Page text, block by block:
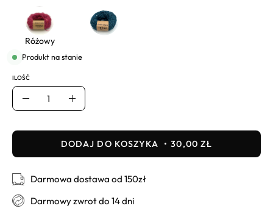
Różowy
Produkt na stanie
ILOŚĆ
Ilość
Dodaj
DODAJ DO KOSZYKA 30,00 ZŁ
Darmowa dostawa od 150zł
Darmowy zwrot do 14 dni